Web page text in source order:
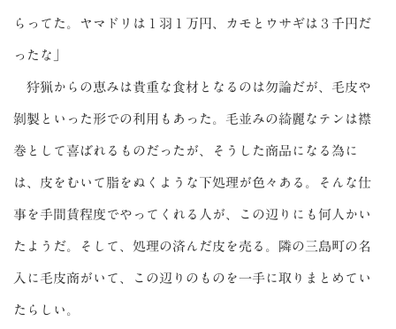
らってた。ヤマドリは１羽１万円、カモとウサギは３千円だ
ったな」
狩猟からの恵みは貴重な食材となるのは勿論だが、毛皮や
剝製といった形での利用もあった。毛並みの綺麗なテンは襟
巻として喜ばれるものだったが、そうした商品になる為に
は、皮をむいて脂をぬくような下処理が色々ある。そんな仕
事を手間賃程度でやってくれる人が、この辺りにも何人かい
たようだ。そして、処理の済んだ皮を売る。隣の三島町の名
入に毛皮商がいて、この辺りのものを一手に取りまとめてい
たらしい。